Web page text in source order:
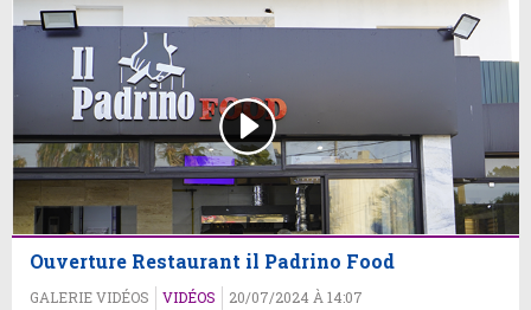
Ouverture Restaurant il Padrino Food
GALERIE VIDÉOS VIDÉOS 20/07/2024 À 14:07